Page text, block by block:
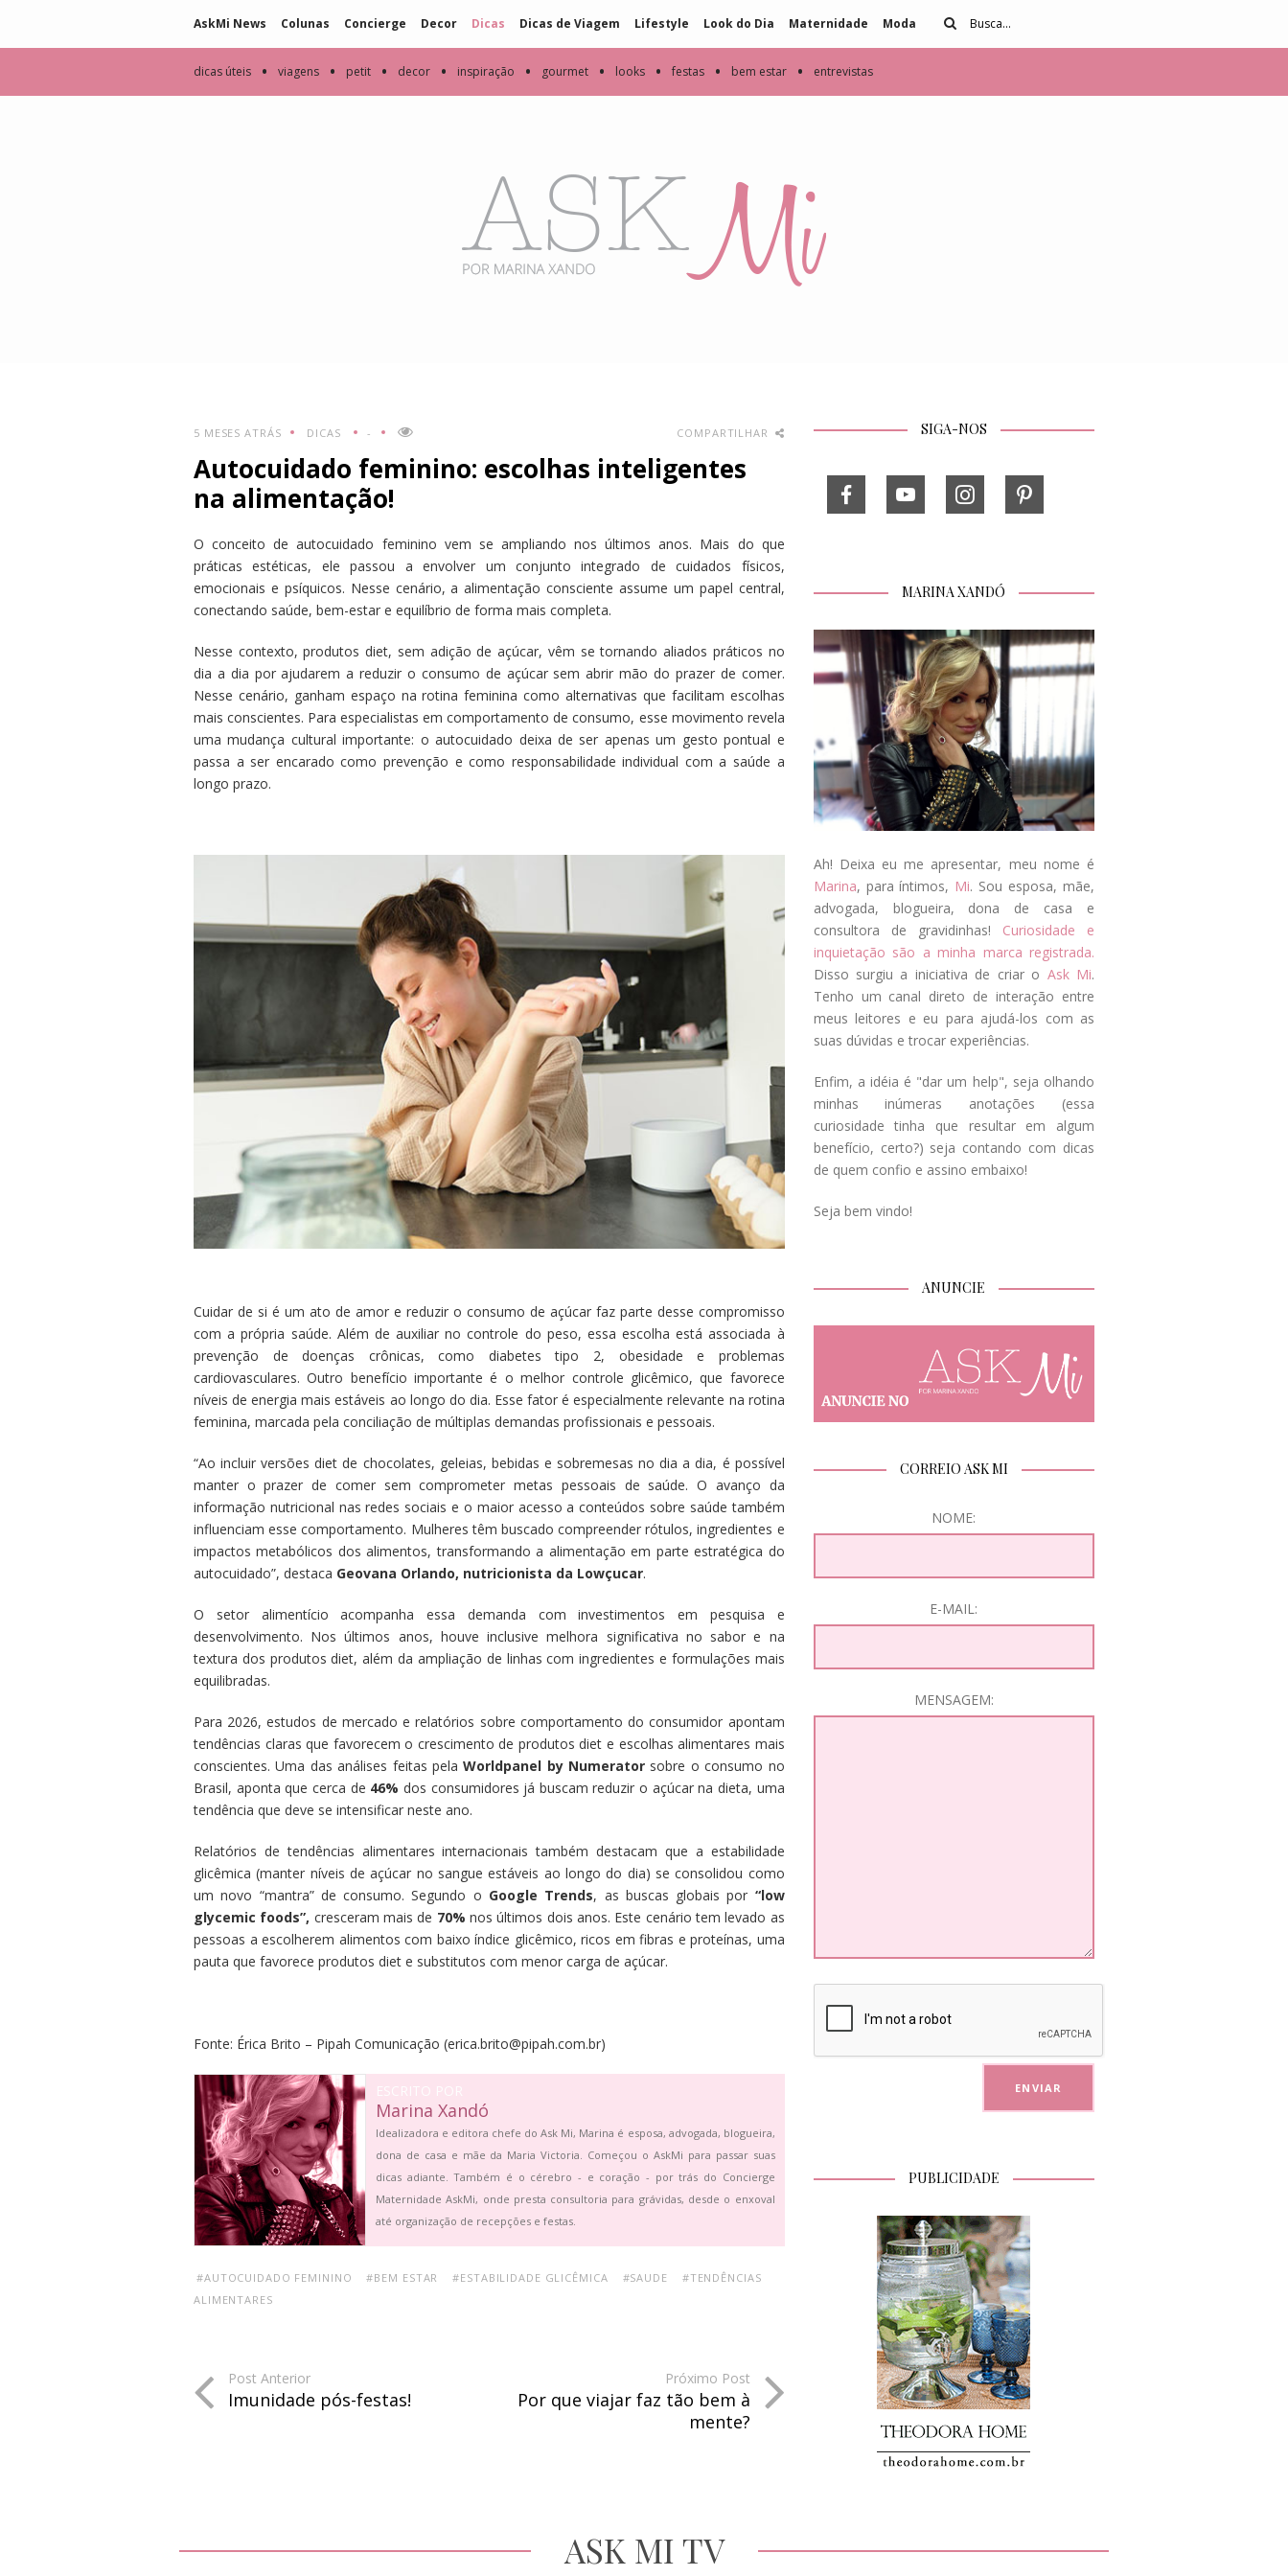
AskMi News Colunas Concierge Decor Dicas Dicas de Viagem Lifestyle Look do Dia Maternidade Moda
dicas úteis • viagens • petit • decor • inspiração • gourmet • looks • festas • bem estar • entrevistas
5 MESES ATRÁS DICAS - COMPARTILHAR
Autocuidado feminino: escolhas inteligentes
na alimentação!
O conceito de autocuidado feminino vem se ampliando nos últimos anos. Mais do que
práticas estéticas, ele passou a envolver um conjunto integrado de cuidados físicos,
emocionais e psíquicos. Nesse cenário, a alimentação consciente assume um papel central,
conectando saúde, bem-estar e equilíbrio de forma mais completa.
Nesse contexto, produtos diet, sem adição de açúcar, vêm se tornando aliados práticos no
dia a dia por ajudarem a reduzir o consumo de açúcar sem abrir mão do prazer de comer.
Nesse cenário, ganham espaço na rotina feminina como alternativas que facilitam escolhas
mais conscientes. Para especialistas em comportamento de consumo, esse movimento revela
uma mudança cultural importante: o autocuidado deixa de ser apenas um gesto pontual e
passa a ser encarado como prevenção e como responsabilidade individual com a saúde a
longo prazo.
Cuidar de si é um ato de amor e reduzir o consumo de açúcar faz parte desse compromisso
com a própria saúde. Além de auxiliar no controle do peso, essa escolha está associada à
prevenção de doenças crônicas, como diabetes tipo 2, obesidade e problemas
cardiovasculares. Outro benefício importante é o melhor controle glicêmico, que favorece
níveis de energia mais estáveis ao longo do dia. Esse fator é especialmente relevante na rotina
feminina, marcada pela conciliação de múltiplas demandas profissionais e pessoais.
“Ao incluir versões diet de chocolates, geleias, bebidas e sobremesas no dia a dia, é possível
manter o prazer de comer sem comprometer metas pessoais de saúde. O avanço da
informação nutricional nas redes sociais e o maior acesso a conteúdos sobre saúde também
influenciam esse comportamento. Mulheres têm buscado compreender rótulos, ingredientes e
impactos metabólicos dos alimentos, transformando a alimentação em parte estratégica do
autocuidado”, destaca Geovana Orlando, nutricionista da Lowçucar.
O setor alimentício acompanha essa demanda com investimentos em pesquisa e
desenvolvimento. Nos últimos anos, houve inclusive melhora significativa no sabor e na
textura dos produtos diet, além da ampliação de linhas com ingredientes e formulações mais
equilibradas.
Para 2026, estudos de mercado e relatórios sobre comportamento do consumidor apontam
tendências claras que favorecem o crescimento de produtos diet e escolhas alimentares mais
conscientes. Uma das análises feitas pelaWorldpanel by Numerator sobre o consumo no
Brasil, aponta que cerca de 46% dos consumidores já buscam reduzir o açúcar na dieta, uma
tendência que deve se intensificar neste ano.
Relatórios de tendências alimentares internacionais também destacam que a estabilidade
glicêmica (manter níveis de açúcar no sangue estáveis ao longo do dia) se consolidou como
um novo “mantra” de consumo. Segundo o Google Trends, as buscas globais por “low
glycemic foods”, cresceram mais de 70% nos últimos dois anos. Este cenário tem levado as
pessoas a escolherem alimentos com baixo índice glicêmico, ricos em fibras e proteínas, uma
pauta que favorece produtos diet e substitutos com menor carga de açúcar.
Fonte: Érica Brito – Pipah Comunicação (erica.brito@pipah.com.br)
ESCRITO POR
Marina Xandó
Idealizadora e editora chefe do Ask Mi, Marina é esposa, advogada, blogueira,
dona de casa e mãe da Maria Victoria. Começou o AskMi para passar suas
dicas adiante. Também é o cérebro - e coração - por trás do Concierge
Maternidade AskMi, onde presta consultoria para grávidas, desde o enxoval
até organização de recepções e festas.
#AUTOCUIDADO FEMININO #BEM ESTAR #ESTABILIDADE GLICÊMICA #SAUDE
#TENDÊNCIAS
ALIMENTARES
Post Anterior
Imunidade pós-festas!
Próximo Post
Por que viajar faz tão bem à
mente?
SIGA-NOS
MARINA XANDÓ
Ah! Deixa eu me apresentar, meu nome é
Marina, para íntimos, Mi. Sou esposa, mãe,
advogada, blogueira, dona de casa e
consultora de gravidinhas! Curiosidade e
inquietação são a minha marca registrada.
Disso surgiu a iniciativa de criar o Ask Mi.
Tenho um canal direto de interação entre
meus leitores e eu para ajudá-los com as
suas dúvidas e trocar experiências.
Enfim, a idéia é "dar um help", seja olhando
minhas inúmeras anotações (essa
curiosidade tinha que resultar em algum
benefício, certo?) seja contando com dicas
de quem confio e assino embaixo!
Seja bem vindo!
ANUNCIE
CORREIO ASK MI
NOME:
E-MAIL:
MENSAGEM:
PUBLICIDADE
ASK MI TV